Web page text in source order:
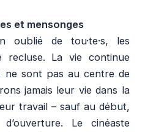
et mensonges
oublié de tou·te·s, les
recluse. La vie continue
ne sont pas au centre de
jamais leur vie dans la
travail – sauf au début,
Le cinéaste